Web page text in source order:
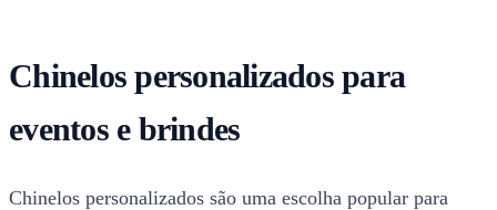
Chinelos personalizados para
eventos e brindes
Chinelos personalizados são uma escolha popular para